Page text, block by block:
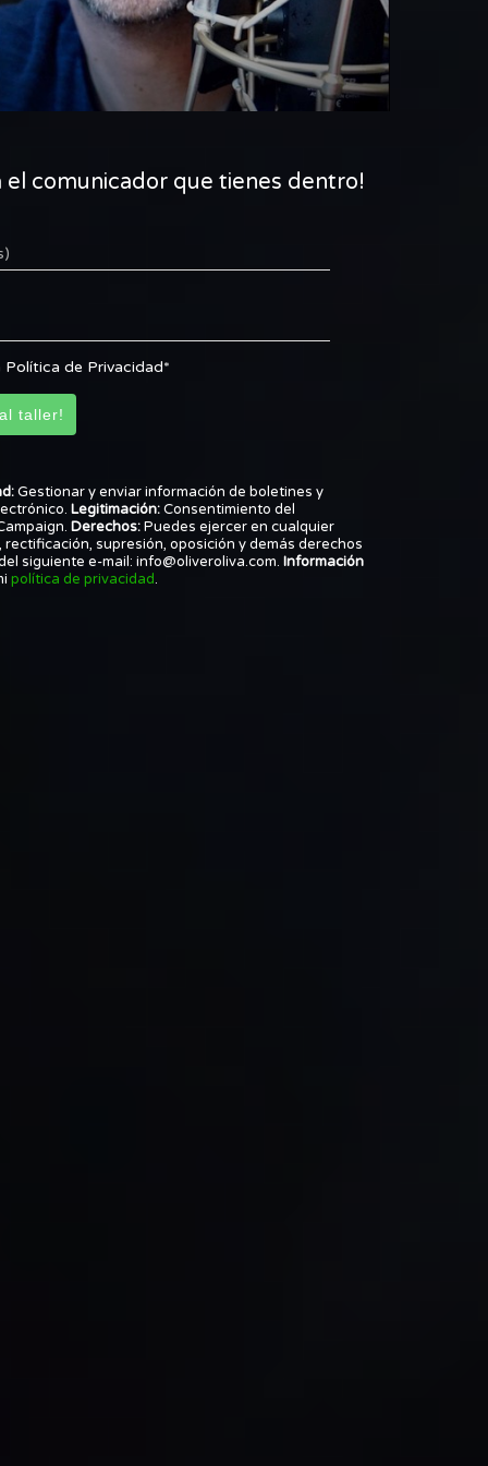
el comunicador que tienes dentro!
de Privacidad*
taller!
Gestionar y enviar información de boletines y
Legitimación:Consentimiento del
Derechos:Puedes ejercer en cualquier
supresión, oposición y demás derechos
siguiente e-mail: info@oliveroliva.com.Información
política de privacidad.